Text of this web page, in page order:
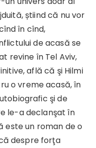
știind că nu vor
în cînd,
de acasă se
revine în Tel Aviv,
află că şi Hilmi
o vreme acasă, în
şi de
le-a declanşat în
este un roman de o
despre forţa